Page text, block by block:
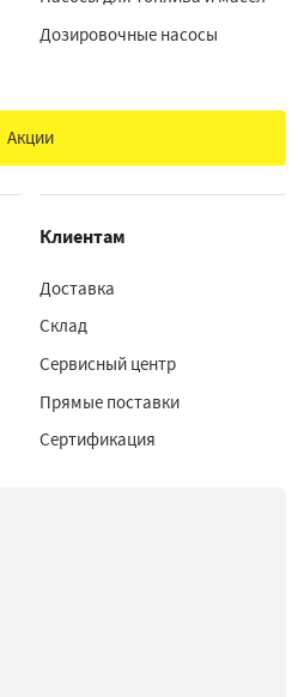
Дозировочные насосы
Акции
Клиентам
Доставка
Склад
Сервисный центр
Прямые поставки
Сертификация